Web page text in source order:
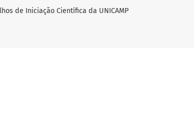
de Iniciação Científica da UNICAMP